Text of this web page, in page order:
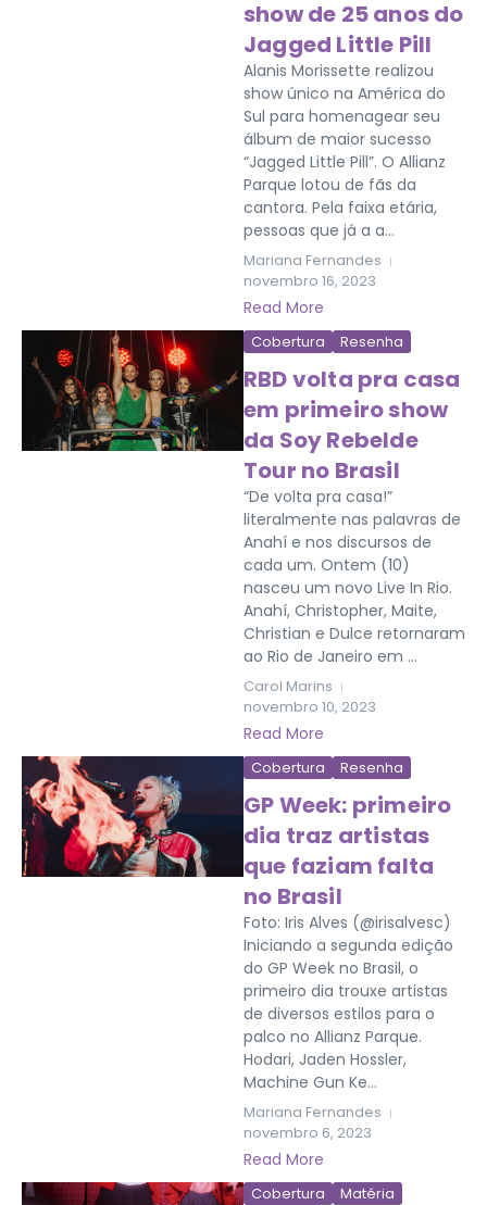
show de 25 anos do
Jagged Little Pill
Alanis Morissette realizou
show único na América do
Sul para homenagear seu
álbum de maior sucesso
“Jagged Little Pill”. O Allianz
Parque lotou de fãs da
cantora. Pela faixa etária,
pessoas que já a a...
Mariana Fernandes
novembro 16, 2023
Read More
Cobertura Resenha
RBD volta pra casa
em primeiro show
da Soy Rebelde
Tour no Brasil
“De volta pra casa!”
literalmente nas palavras de
Anahí e nos discursos de
cada um. Ontem (10)
nasceu um novo Live In Rio.
Anahí, Christopher, Maite,
Christian e Dulce retornaram
ao Rio de Janeiro em ...
Carol Marins
novembro 10, 2023
Read More
Cobertura Resenha
GP Week: primeiro
dia traz artistas
que faziam falta
no Brasil
Foto: Iris Alves (@irisalvesc)
Iniciando a segunda edição
do GP Week no Brasil, o
primeiro dia trouxe artistas
de diversos estilos para o
palco no Allianz Parque.
Hodari, Jaden Hossler,
Machine Gun Ke...
Mariana Fernandes
novembro 6, 2023
Read More
Cobertura
Matéria